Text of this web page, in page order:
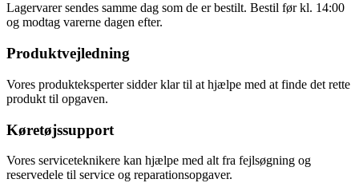
Lagervarer sendes samme dag som de er bestilt. Bestil før kl. 14:00
og modtag varerne dagen efter.
Produktvejledning
Vores produkteksperter sidder klar til at hjælpe med at finde det rette
produkt til opgaven.
Køretøjssupport
Vores serviceteknikere kan hjælpe med alt fra fejlsøgning og
reservedele til service og reparationsopgaver.